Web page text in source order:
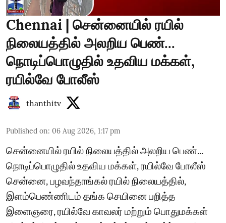
Chennai | சென்னையில் ரயில்
நிலையத்தில் அலறிய பெண்...
நொடிப்பொழுதில் உதவிய மக்கள்,
ரயில்வே போலீஸ்
thanthitv
Published on: 06 Aug 2026, 1:17 pm
சென்னையில் ரயில் நிலையத்தில் அலறிய பெண்...
நொடிப்பொழுதில் உதவிய மக்கள், ரயில்வே போலீஸ்
சென்னை, பழவந்தாங்கல் ரயில் நிலையத்தில்,
இளம்பெண்ணிடம் தங்க செயினை பறித்த
இளைஞரை, ரயில்வே காவலர் மற்றும் பொதுமக்கள்